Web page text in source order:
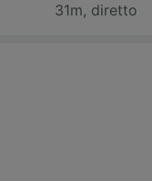
31m, diretto